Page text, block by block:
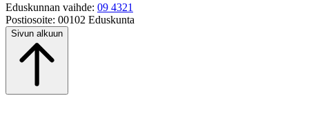
Eduskunnan vaihde: 09 4321
Postiosoite: 00102 Eduskunta
Sivun alkuun